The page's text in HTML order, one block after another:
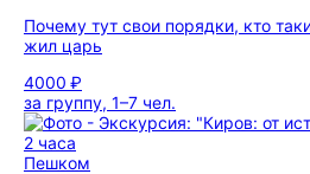
Почему тут свои порядки, кто
жил царь
4000 ₽
за группу, 1–7 чел.
2 часа
Пешком